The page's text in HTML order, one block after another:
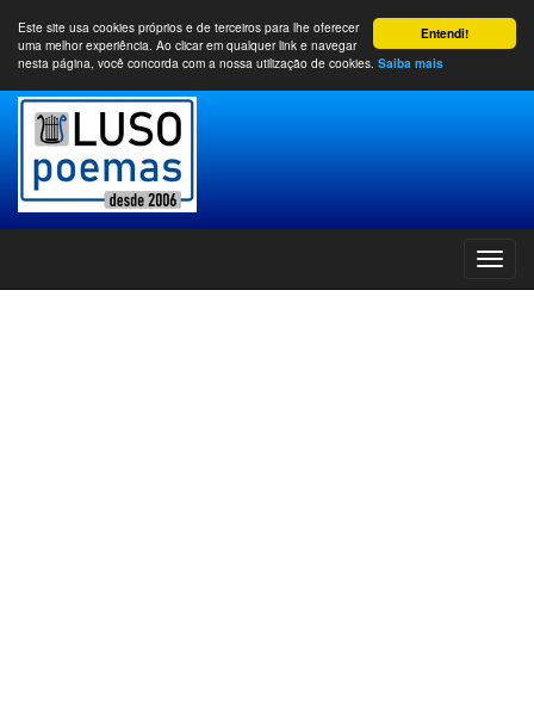
Entendi!
Este site usa cookies próprios e de terceiros para lhe oferecer
uma melhor experiência. Ao clicar em qualquer link e navegar
nesta página, você concorda com a nossa utilização de cookies. Saiba mais